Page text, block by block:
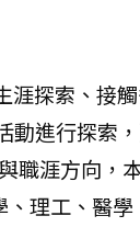
探索、接
進行探索
職涯方向，
理工、醫